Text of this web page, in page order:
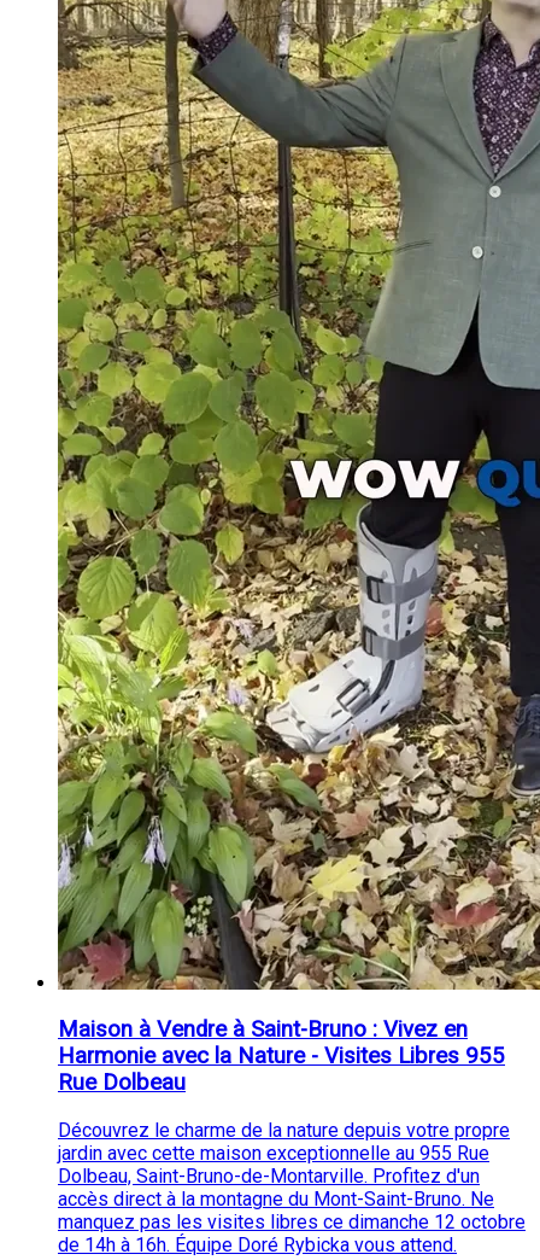
Maison à Vendre à Saint-Bruno : Vivez en
Harmonie avec la Nature - Visites Libres 955
Rue Dolbeau
Découvrez le charme de la nature depuis votre propre
jardin avec cette maison exceptionnelle au 955 Rue
Dolbeau, Saint-Bruno-de-Montarville. Profitez d'un
accès direct à la montagne du Mont-Saint-Bruno. Ne
manquez pas les visites libres ce dimanche 12 octobre
de 14h à 16h. Équipe Doré Rybicka vous attend.